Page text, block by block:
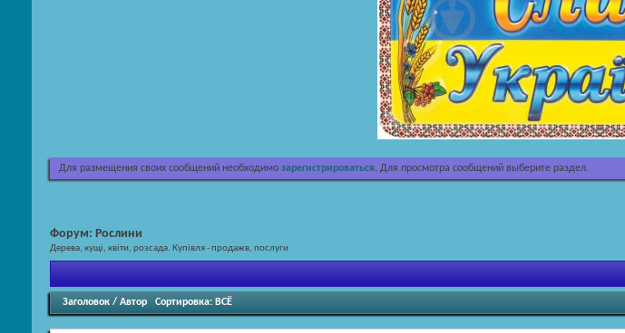
Для размещения своих сообщений необходимо зарегистрироваться. Для просмотра сообщений выберите раздел.
Форум: Рослини
Дерева, кущі, квіти, розсада. Купівля - продажв, послуги
Заголовок / Автор Сортировка: ВСЁ